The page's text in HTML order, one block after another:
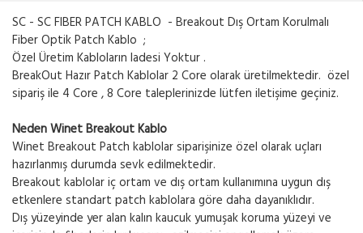
SC - SC FIBER PATCH KABLO - Breakout Dış Ortam Korulmalı
Fiber Optik Patch Kablo ;
Özel Üretim Kabloların Iadesi Yoktur .
BreakOut Hazır Patch Kablolar 2 Core olarak üretilmektedir. özel
sipariş ile 4 Core , 8 Core taleplerinizde lütfen iletişime geçiniz.
Neden Winet Breakout Kablo
Winet Breakout Patch kablolar siparişinize özel olarak uçları
hazırlanmış durumda sevk edilmektedir.
Breakout kablolar iç ortam ve dış ortam kullanımına uygun dış
etkenlere standart patch kablolara göre daha dayanıklıdır.
Dış yüzeyinde yer alan kalın kaucuk yumuşak koruma yüzeyi ve